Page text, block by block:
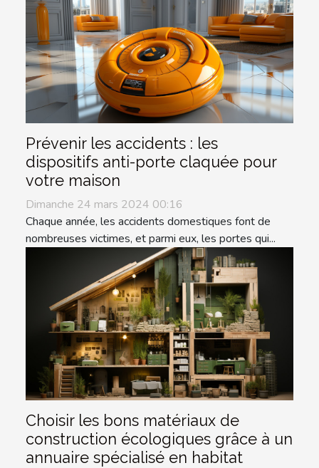
Prévenir les accidents : les
dispositifs anti-porte claquée pour
votre maison
Dimanche 24 mars 2024 00:16
Chaque année, les accidents domestiques font de
nombreuses victimes, et parmi eux, les portes qui...
Choisir les bons matériaux de
construction écologiques grâce à un
annuaire spécialisé en habitat